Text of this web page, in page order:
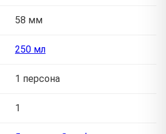
58 мм
250 мл
1 персона
1